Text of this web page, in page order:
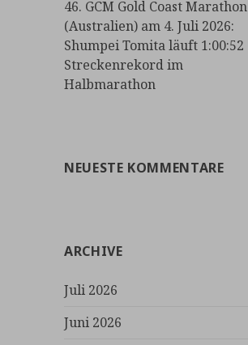
46. GCM Gold Coast Marathon
(Australien) am 4. Juli 2026:
Shumpei Tomita läuft 1:00:52
Streckenrekord im
Halbmarathon
NEUESTE KOMMENTARE
ARCHIVE
Juli 2026
Juni 2026